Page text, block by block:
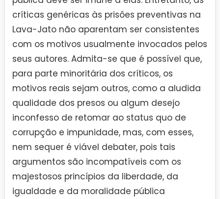
críticas genéricas às prisões preventivas na
Lava-Jato não aparentam ser consistentes
com os motivos usualmente invocados pelos
seus autores. Admita-se que é possível que,
para parte minoritária dos críticos, os
motivos reais sejam outros, como a aludida
qualidade dos presos ou algum desejo
inconfesso de retomar ao status quo de
corrupção e impunidade, mas, com esses,
nem sequer é viável debater, pois tais
argumentos são incompatíveis com os
majestosos princípios da liberdade, da
igualdade e da moralidade pública